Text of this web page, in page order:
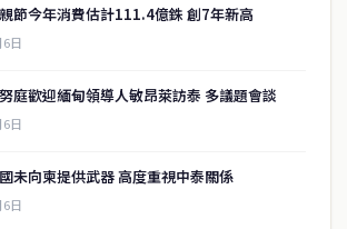
節今年消費估計111.4億銖 創7年新高
6日
庭歡迎緬甸領導人敏昂萊訪泰 多議題會談
6日
未向柬提供武器 高度重視中泰關係
6日